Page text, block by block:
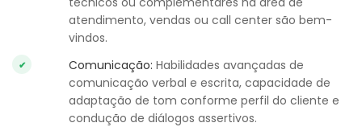
atendimento, vendas ou call center são bem-
vindos.
Comunicação: Habilidades avançadas de
comunicação verbal e escrita, capacidade de
adaptação de tom conforme perfil do cliente e
condução de diálogos assertivos.